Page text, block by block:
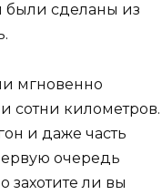
были сделаны из
мгновенно
сотни километров.
и даже часть
очередь
захотите ли вы